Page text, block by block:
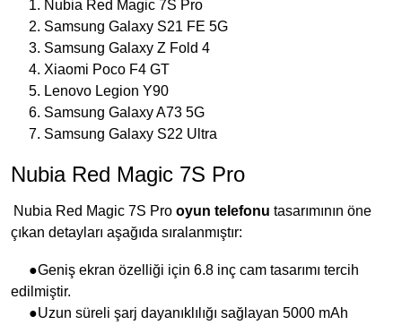
1. Nubia Red Magic 7S Pro
2. Samsung Galaxy S21 FE 5G
3. Samsung Galaxy Z Fold 4
4. Xiaomi Poco F4 GT
5. Lenovo Legion Y90
6. Samsung Galaxy A73 5G
7. Samsung Galaxy S22 Ultra
Nubia Red Magic 7S Pro
Nubia Red Magic 7S Pro oyun telefonu tasarımının öne
çıkan detayları aşağıda sıralanmıştır:
●Geniş ekran özelliği için 6.8 inç cam tasarımı tercih
edilmiştir.
●Uzun süreli şarj dayanıklılığı sağlayan 5000 mAh